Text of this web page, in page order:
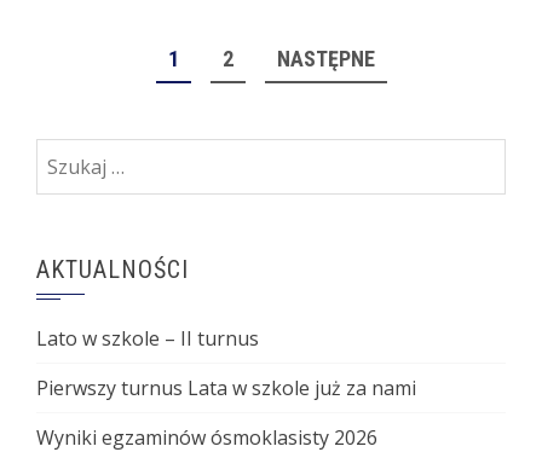
STRONICOWANIE
1 2 NASTĘPNE
Szukaj:
AKTUALNOŚCI
Lato w szkole – II turnus
Pierwszy turnus Lata w szkole już za nami
Wyniki egzaminów ósmoklasisty 2026